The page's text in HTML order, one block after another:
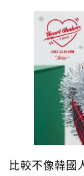
比較不像韓國